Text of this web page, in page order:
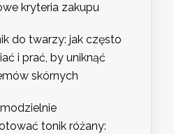
kryteria zakupu
do twarzy: jak często
i prać, by uniknąć
skórnych
tonik różany: